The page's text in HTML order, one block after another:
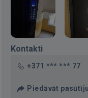
Kontakti
+371 *** *** 77
Piedāvāt